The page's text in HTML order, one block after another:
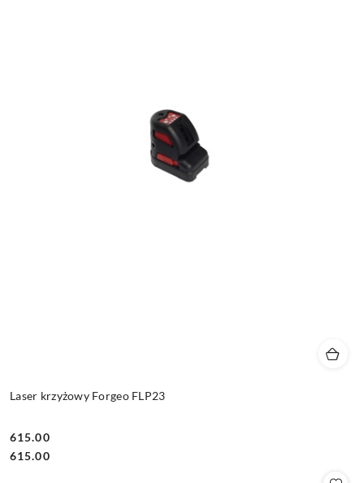
Laser krzyżowy Forgeo FLP23
Cena:
615.00
Cena:
615.00